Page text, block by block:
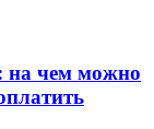
на чем можно